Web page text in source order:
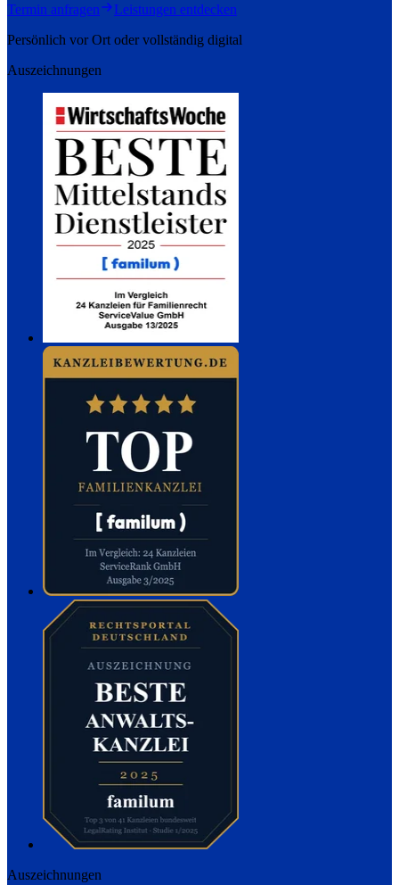
Termin anfragen
Leistungen entdecken
Persönlich vor Ort oder vollständig digital
Auszeichnungen
Auszeichnungen